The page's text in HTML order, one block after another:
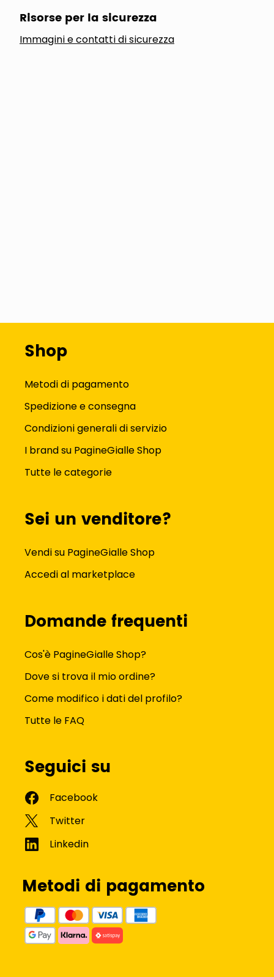
Risorse per la sicurezza
Immagini e contatti di sicurezza
Shop
Metodi di pagamento
Spedizione e consegna
Condizioni generali di servizio
I brand su PagineGialle Shop
Tutte le categorie
Sei un venditore?
Vendi su PagineGialle Shop
Accedi al marketplace
Domande frequenti
Cos'è PagineGialle Shop?
Dove si trova il mio ordine?
Come modifico i dati del profilo?
Tutte le FAQ
Seguici su
Metodi di pagamento